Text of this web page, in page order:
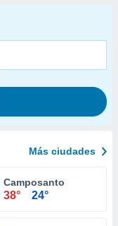
Más ciudades
Camposanto
38° 24°